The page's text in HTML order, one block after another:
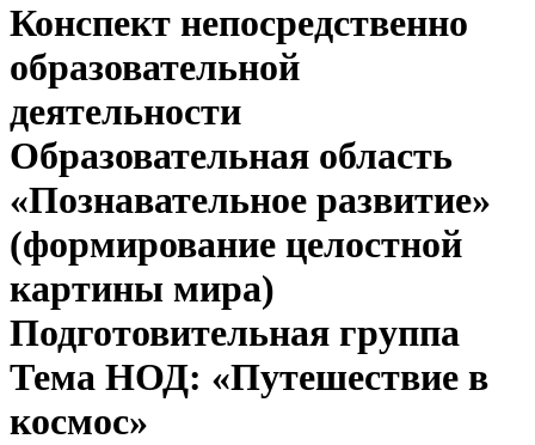
Конспект непосредственно
образовательной
деятельности
Образовательная область
«Познавательное развитие»
(формирование целостной
картины мира)
Подготовительная группа
Тема НОД: «Путешествие в
космос»